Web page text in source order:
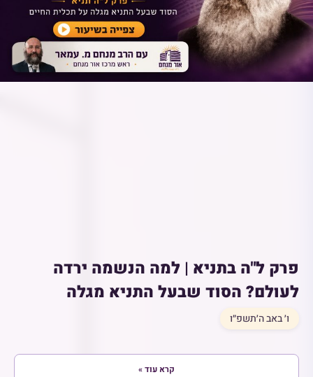
פרק ל"ה בתניא | למה הנשמה ירדה
לעולם? הסוד שבעל התניא מגלה
ו׳ באב ה׳תשפ״ו
קרא עוד »